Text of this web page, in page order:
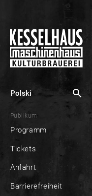
Polski search
Publikum
Programm
Tickets
Anfahrt
Barrierefreiheit